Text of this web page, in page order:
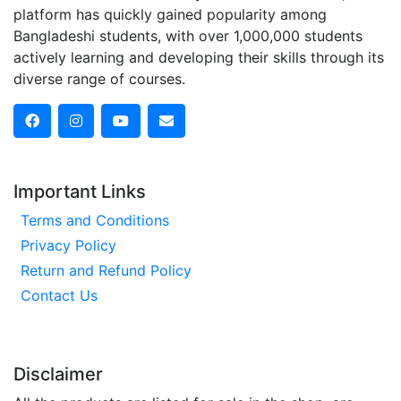
সহায়তা করেছিল — মূল ভর্তি পরীক্ষায় উল্লেখযোগ্য সংখ্যক প্রশ্ন কমন
এসেছিল। এবার থাকছে আরও আপডেটেড প্র‍্যাকটিস শীট ২.০, যা
ক্লাসের সাথে নিয়মিত প্র্যাকটিস করলেই বাড়তি কোনো কোচিং ছাড়াই
ভালো র‍্যাংকসহ চান্স পাওয়া সম্ভব হবে।
এছাড়া —
বাংলাদেশের সবচেয়ে বড় ভার্সিটি টার্গেটেড ডিসকাশন গ্রুপ
২২, ২৩, ২৪ ব্যাচের দারুণ সাফল্যের পর এবার ACS-এর লক্ষ্য ২৫
ACS তৈরি তোমার প্রতিটি প্রশ্নের উত্তর দিতে। তুমি শুধু সাহস নিয়ে
এসো বাকিটা আমরা দেখবো।
platform has quickly gained popularity among
Bangladeshi students, with over 1,000,000 students
actively learning and developing their skills through its
diverse range of courses.
Important Links
Terms and Conditions
Privacy Policy
Return and Refund Policy
Contact Us
Disclaimer